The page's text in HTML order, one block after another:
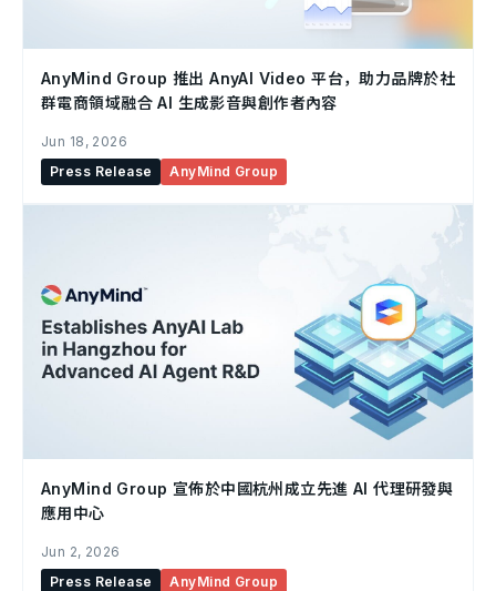
AnyMind Group 推出 AnyAI Video 平台，助力品牌於社
群電商領域融合 AI 生成影音與創作者內容
Jun 18, 2026
Press Release
AnyMind Group
AnyMind Group 宣佈於中國杭州成立先進 AI 代理研發與
應用中心
Jun 2, 2026
Press Release
AnyMind Group